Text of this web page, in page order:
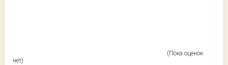
(Пока оценок
нет)